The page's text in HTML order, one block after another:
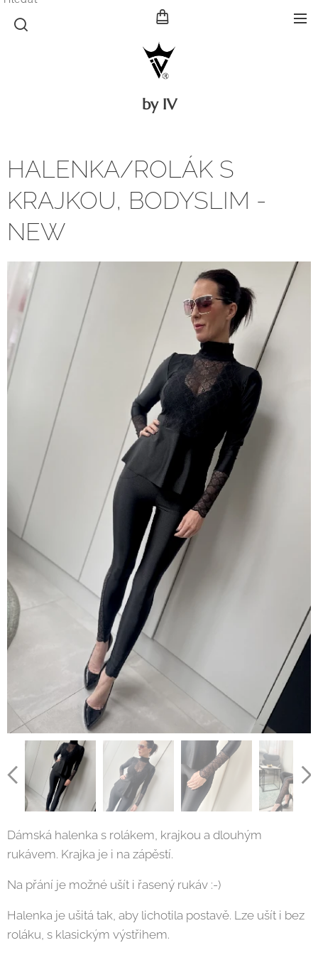
by IV
HALENKA/ROLÁK S
KRAJKOU, BODYSLIM -
NEW
Dámská halenka s rolákem, krajkou a dlouhým
rukávem. Krajka je i na zápěstí.
Na přání je možné ušít i řasený rukáv :-)
Halenka je ušitá tak, aby lichotila postavě. Lze ušít i bez
roláku, s klasickým výstřihem.